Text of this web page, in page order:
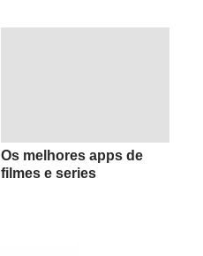
Os melhores apps de
filmes e series